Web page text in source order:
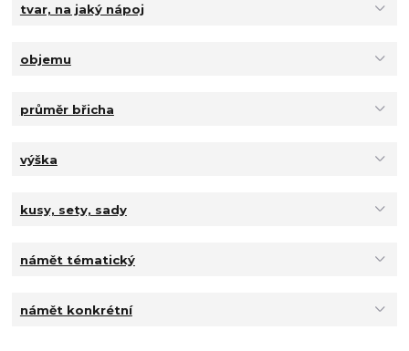
tvar, na jaký nápoj
objemu
průměr břicha
výška
kusy, sety, sady
námět tématický
námět konkrétní